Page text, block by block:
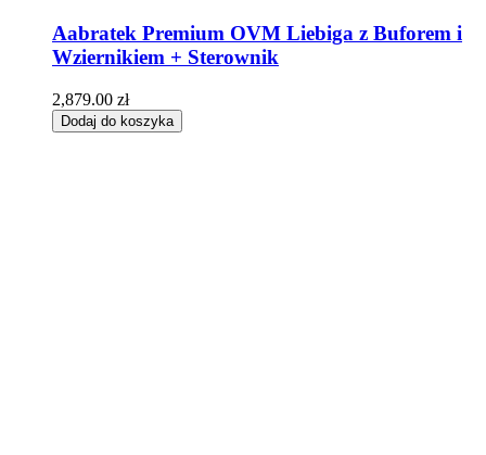
Aabratek Premium OVM Liebiga z Buforem i
Wziernikiem + Sterownik
2,879.00 zł
Dodaj do koszyka